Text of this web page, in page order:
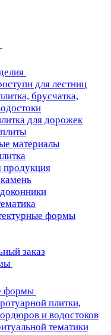
для лестниц
брусчатка,
для дорожек
материалы
продукция
формы
заказ
формы
плитки,
и водостоков
тематики